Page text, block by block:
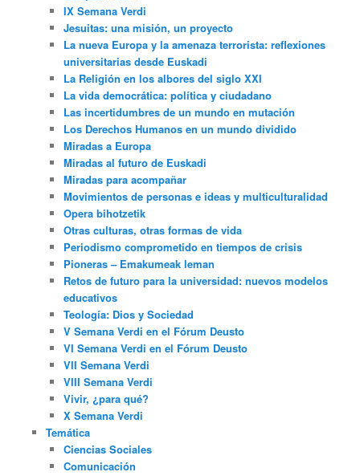
IX Semana Verdi
Jesuitas: una misión, un proyecto
La nueva Europa y la amenaza terrorista: reflexiones
universitarias desde Euskadi
La Religión en los albores del siglo XXI
La vida democrática: política y ciudadano
Las incertidumbres de un mundo en mutación
Los Derechos Humanos en un mundo dividido
Miradas a Europa
Miradas al futuro de Euskadi
Miradas para acompañar
Movimientos de personas e ideas y multiculturalidad
Opera bihotzetik
Otras culturas, otras formas de vida
Periodismo comprometido en tiempos de crisis
Pioneras – Emakumeak leman
Retos de futuro para la universidad: nuevos modelos
educativos
Teología: Dios y Sociedad
V Semana Verdi en el Fórum Deusto
VI Semana Verdi en el Fórum Deusto
VII Semana Verdi
VIII Semana Verdi
Vivir, ¿para qué?
X Semana Verdi
Temática
Ciencias Sociales
Comunicación